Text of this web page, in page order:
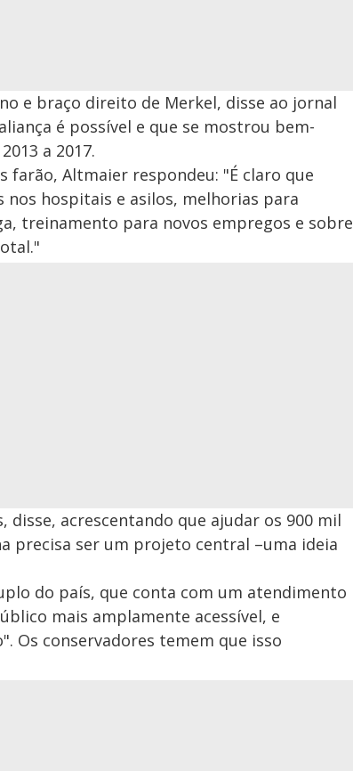
e braço direito de Merkel, disse ao jornal
é possível e que se mostrou bem-
a 2017.
farão, Altmaier respondeu: "É claro que
nos hospitais e asilos, melhorias para
treinamento para novos empregos e sobre
disse, acrescentando que ajudar os 900 mil
precisa ser um projeto central –uma ideia
do país, que conta com um atendimento
mais amplamente acessível, e
Os conservadores temem que isso